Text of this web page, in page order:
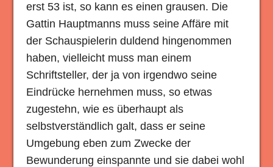
erst 53 ist, so kann es einen grausen. Die
Gattin Hauptmanns muss seine Affäre mit
der Schauspielerin duldend hingenommen
haben, vielleicht muss man einem
Schriftsteller, der ja von irgendwo seine
Eindrücke hernehmen muss, so etwas
zugestehn, wie es überhaupt als
selbstverständlich galt, dass er seine
Umgebung eben zum Zwecke der
Bewunderung einspannte und sie dabei wohl